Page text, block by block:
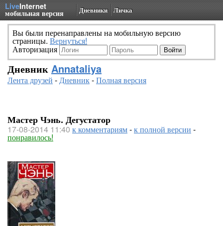
LiveInternet
мобильная версия Дневники Личка
Вы были перенаправлены на мобильную версию
страницы. Вернуться!
Авторизация
Дневник Annataliya
Лента друзей -Дневник-Полная версия
Мастер Чэнь. Дегустатор
17-08-2014 11:40 к комментариям-к полной версии -
понравилось!